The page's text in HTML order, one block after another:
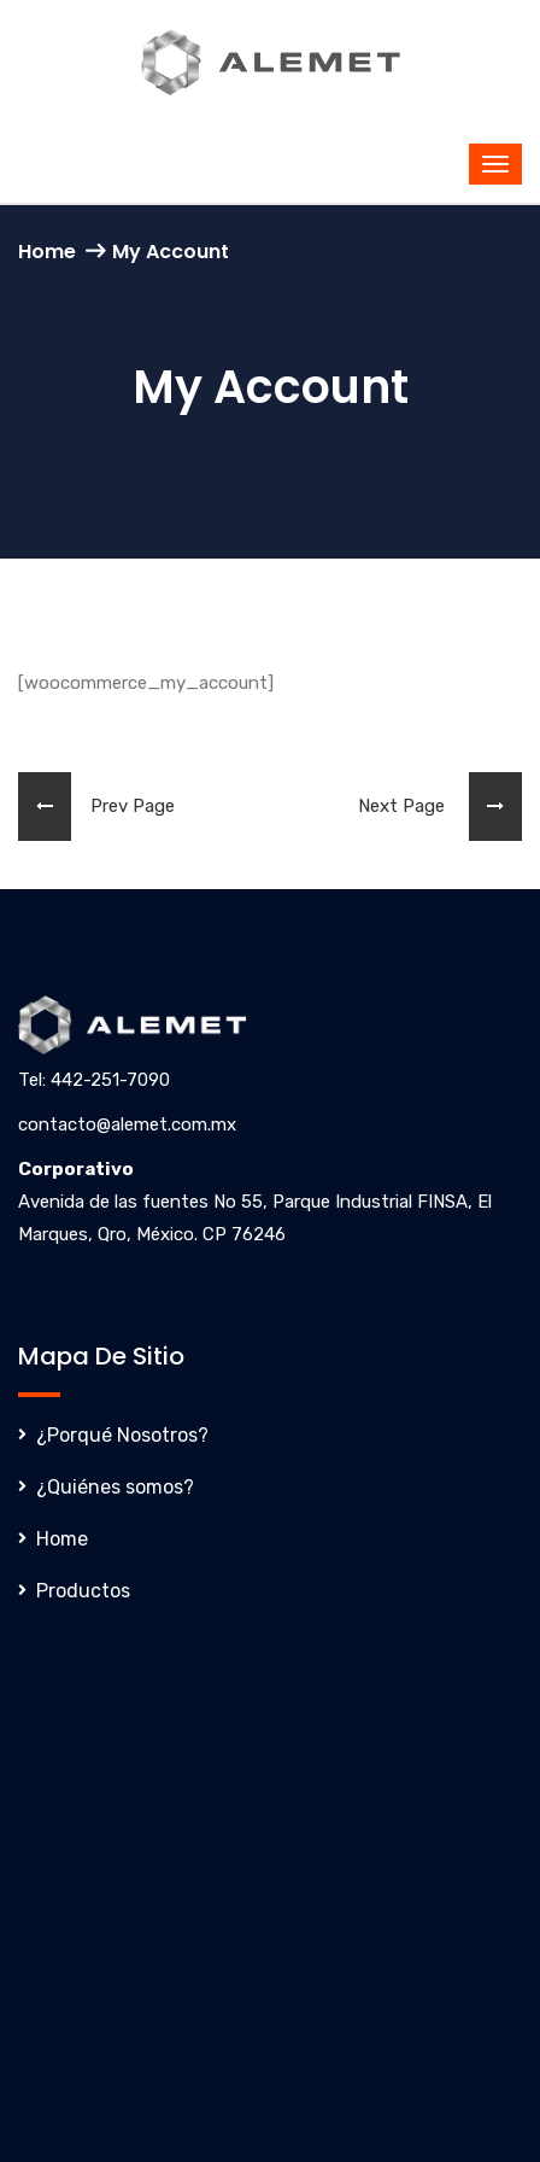
Home My Account
My Account
[woocommerce_my_account]
Prev Page Next Page
Tel: 442-251-7090
contacto@alemet.com.mx
Corporativo
Avenida de las fuentes No 55, Parque Industrial FINSA, El
Marques, Qro, México. CP 76246
Mapa De Sitio
¿Porqué Nosotros?
¿Quiénes somos?
Home
Productos